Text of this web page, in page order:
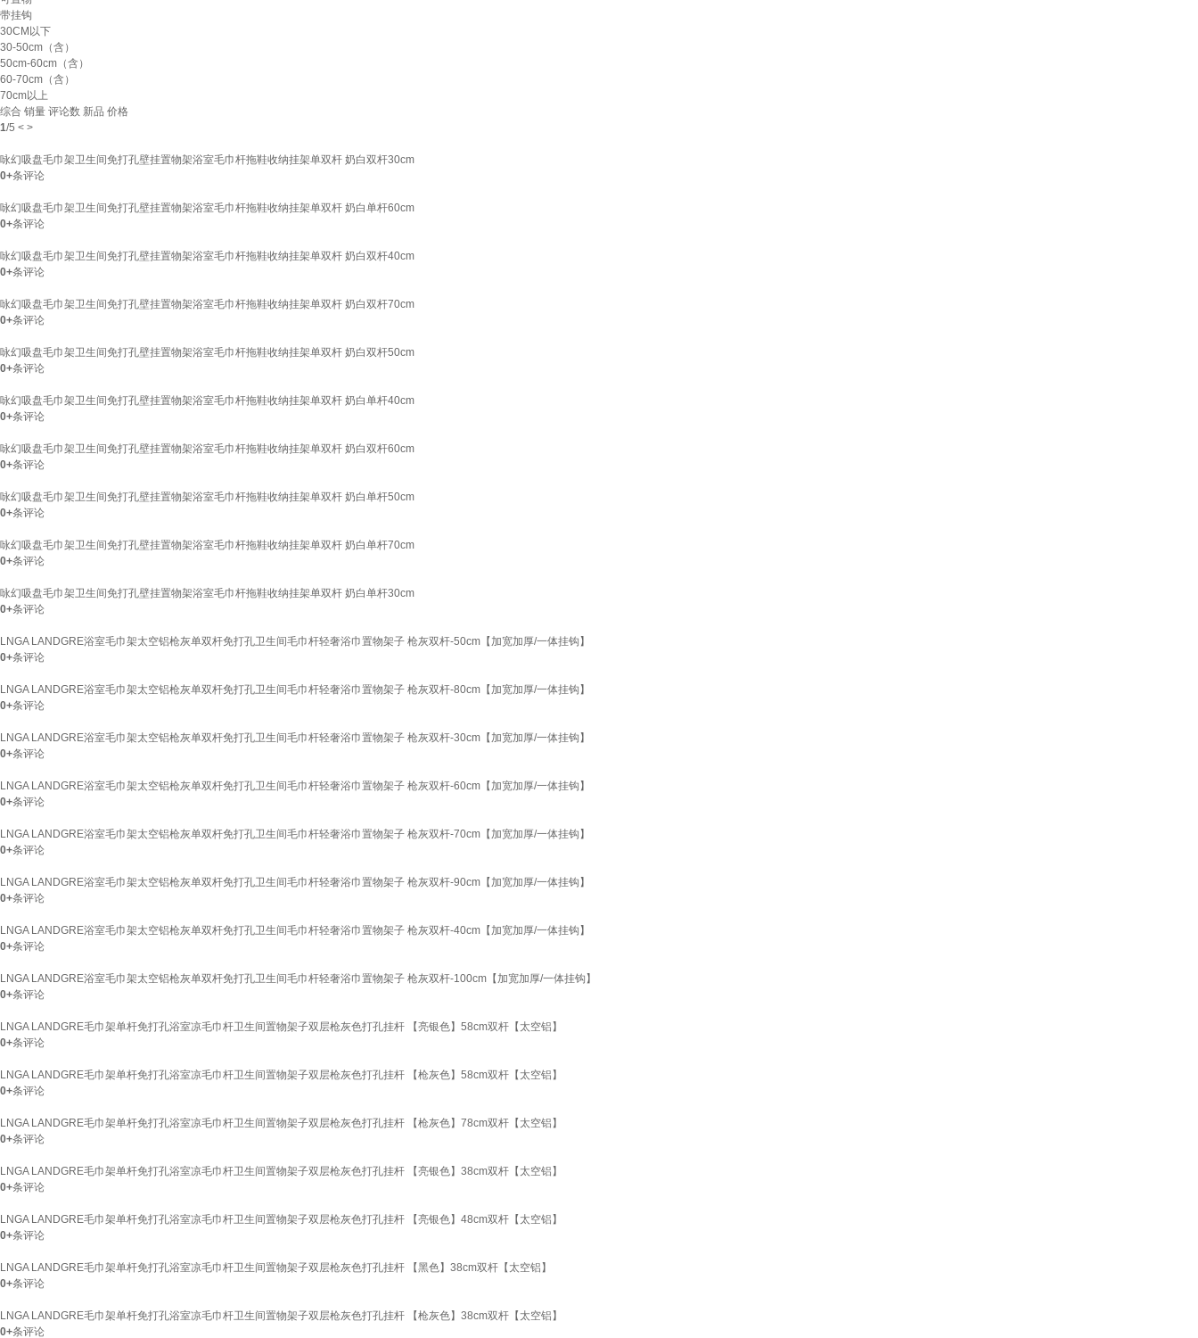
带挂钩
30CM以下
30-50cm（含）
50cm-60cm（含）
60-70cm（含）
70cm以上
综合 销量 评论数 新品 价格
1/5 < >
咏幻吸盘毛巾架卫生间免打孔壁挂置物架浴室毛巾杆拖鞋收纳挂架单双杆 奶白双杆30cm
0+条评论
咏幻吸盘毛巾架卫生间免打孔壁挂置物架浴室毛巾杆拖鞋收纳挂架单双杆 奶白单杆60cm
0+条评论
咏幻吸盘毛巾架卫生间免打孔壁挂置物架浴室毛巾杆拖鞋收纳挂架单双杆 奶白双杆40cm
0+条评论
咏幻吸盘毛巾架卫生间免打孔壁挂置物架浴室毛巾杆拖鞋收纳挂架单双杆 奶白双杆70cm
0+条评论
咏幻吸盘毛巾架卫生间免打孔壁挂置物架浴室毛巾杆拖鞋收纳挂架单双杆 奶白双杆50cm
0+条评论
咏幻吸盘毛巾架卫生间免打孔壁挂置物架浴室毛巾杆拖鞋收纳挂架单双杆 奶白单杆40cm
0+条评论
咏幻吸盘毛巾架卫生间免打孔壁挂置物架浴室毛巾杆拖鞋收纳挂架单双杆 奶白双杆60cm
0+条评论
咏幻吸盘毛巾架卫生间免打孔壁挂置物架浴室毛巾杆拖鞋收纳挂架单双杆 奶白单杆50cm
0+条评论
咏幻吸盘毛巾架卫生间免打孔壁挂置物架浴室毛巾杆拖鞋收纳挂架单双杆 奶白单杆70cm
0+条评论
咏幻吸盘毛巾架卫生间免打孔壁挂置物架浴室毛巾杆拖鞋收纳挂架单双杆 奶白单杆30cm
0+条评论
LNGA LANDGRE浴室毛巾架太空铝枪灰单双杆免打孔卫生间毛巾杆轻奢浴巾置物架子 枪灰双杆-50cm【加宽加厚/一体挂钩】
0+条评论
LNGA LANDGRE浴室毛巾架太空铝枪灰单双杆免打孔卫生间毛巾杆轻奢浴巾置物架子 枪灰双杆-80cm【加宽加厚/一体挂钩】
0+条评论
LNGA LANDGRE浴室毛巾架太空铝枪灰单双杆免打孔卫生间毛巾杆轻奢浴巾置物架子 枪灰双杆-30cm【加宽加厚/一体挂钩】
0+条评论
LNGA LANDGRE浴室毛巾架太空铝枪灰单双杆免打孔卫生间毛巾杆轻奢浴巾置物架子 枪灰双杆-60cm【加宽加厚/一体挂钩】
0+条评论
LNGA LANDGRE浴室毛巾架太空铝枪灰单双杆免打孔卫生间毛巾杆轻奢浴巾置物架子 枪灰双杆-70cm【加宽加厚/一体挂钩】
0+条评论
LNGA LANDGRE浴室毛巾架太空铝枪灰单双杆免打孔卫生间毛巾杆轻奢浴巾置物架子 枪灰双杆-90cm【加宽加厚/一体挂钩】
0+条评论
LNGA LANDGRE浴室毛巾架太空铝枪灰单双杆免打孔卫生间毛巾杆轻奢浴巾置物架子 枪灰双杆-40cm【加宽加厚/一体挂钩】
0+条评论
LNGA LANDGRE浴室毛巾架太空铝枪灰单双杆免打孔卫生间毛巾杆轻奢浴巾置物架子 枪灰双杆-100cm【加宽加厚/一体挂钩】
0+条评论
LNGA LANDGRE毛巾架单杆免打孔浴室凉毛巾杆卫生间置物架子双层枪灰色打孔挂杆 【亮银色】58cm双杆【太空铝】
0+条评论
LNGA LANDGRE毛巾架单杆免打孔浴室凉毛巾杆卫生间置物架子双层枪灰色打孔挂杆 【枪灰色】58cm双杆【太空铝】
0+条评论
LNGA LANDGRE毛巾架单杆免打孔浴室凉毛巾杆卫生间置物架子双层枪灰色打孔挂杆 【枪灰色】78cm双杆【太空铝】
0+条评论
LNGA LANDGRE毛巾架单杆免打孔浴室凉毛巾杆卫生间置物架子双层枪灰色打孔挂杆 【亮银色】38cm双杆【太空铝】
0+条评论
LNGA LANDGRE毛巾架单杆免打孔浴室凉毛巾杆卫生间置物架子双层枪灰色打孔挂杆 【亮银色】48cm双杆【太空铝】
0+条评论
LNGA LANDGRE毛巾架单杆免打孔浴室凉毛巾杆卫生间置物架子双层枪灰色打孔挂杆 【黑色】38cm双杆【太空铝】
0+条评论
LNGA LANDGRE毛巾架单杆免打孔浴室凉毛巾杆卫生间置物架子双层枪灰色打孔挂杆 【枪灰色】38cm双杆【太空铝】
0+条评论